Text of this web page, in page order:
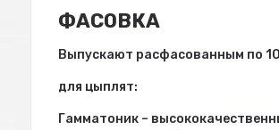
ФАСОВКА
Выпускают расфасованным по
для цыплят:
Гамматоник –